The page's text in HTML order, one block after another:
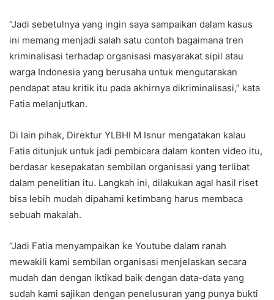
“Jadi sebetulnya yang ingin saya sampaikan dalam kasus
ini memang menjadi salah satu contoh bagaimana tren
kriminalisasi terhadap organisasi masyarakat sipil atau
warga Indonesia yang berusaha untuk mengutarakan
pendapat atau kritik itu pada akhirnya dikriminalisasi,” kata
Fatia melanjutkan.
Di lain pihak, Direktur YLBHI M Isnur mengatakan kalau
Fatia ditunjuk untuk jadi pembicara dalam konten video itu,
berdasar kesepakatan sembilan organisasi yang terlibat
dalam penelitian itu. Langkah ini, dilakukan agal hasil riset
bisa lebih mudah dipahami ketimbang harus membaca
sebuah makalah.
“Jadi Fatia menyampaikan ke Youtube dalam ranah
mewakili kami sembilan organisasi menjelaskan secara
mudah dan dengan iktikad baik dengan data-data yang
sudah kami sajikan dengan penelusuran yang punya bukti